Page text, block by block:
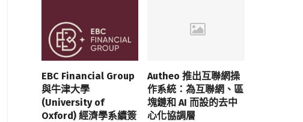
EBC Financial Group
與牛津大學
(University of
Oxford) 經濟學系續簽
Autheo 推出互聯網操
作系統：為互聯網、區
塊鏈和 AI 而設的去中
心化協調層